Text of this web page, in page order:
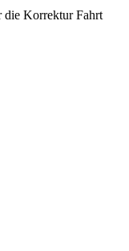
die Korrektur Fahrt